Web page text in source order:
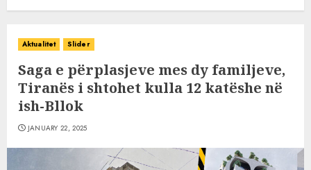
Aktualitet Slider
Saga e përplasjeve mes dy familjeve,
Tiranës i shtohet kulla 12 katëshe në
ish-Bllok
JANUARY 22, 2025